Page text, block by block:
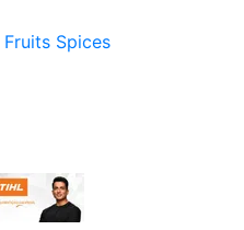
Fruits Spices